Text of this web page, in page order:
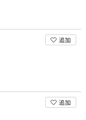
追加
追加